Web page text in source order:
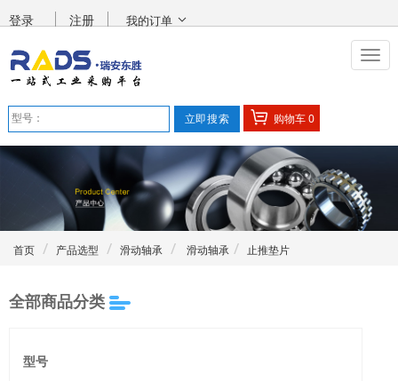
登录 注册 我的订单
购物车0
首页 产品选型 滑动轴承 滑动轴承 止推垫片
全部商品分类
型号